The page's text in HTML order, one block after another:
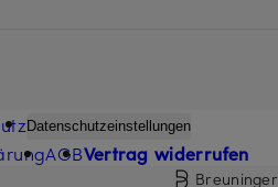
Datenschutzeinstellungen
AGBVertrag widerrufen
Breuninger